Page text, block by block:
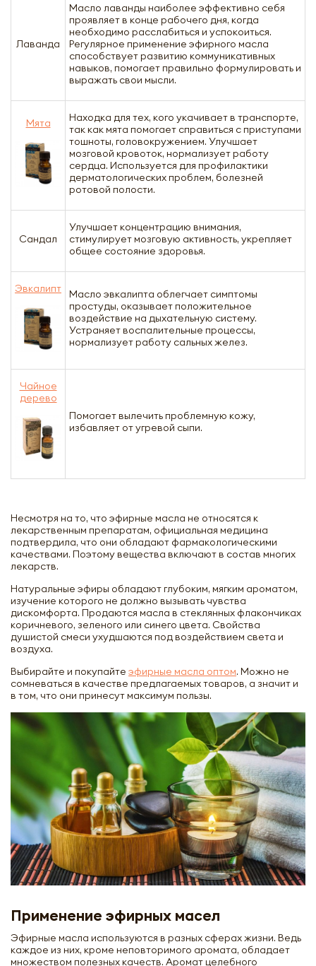
Лаванда
Масло лаванды наиболее эффективно себя
проявляет в конце рабочего дня, когда
необходимо расслабиться и успокоиться.
Регулярное применение эфирного масла
способствует развитию коммуникативных
навыков, помогает правильно формулировать и
выражать свои мысли.
Мята
Находка для тех, кого укачивает в транспорте,
так как мята помогает справиться с приступами
тошноты, головокружением. Улучшает
мозговой кровоток, нормализует работу
сердца. Используется для профилактики
дерматологических проблем, болезней
ротовой полости.
Сандал
Улучшает концентрацию внимания,
стимулирует мозговую активность, укрепляет
общее состояние здоровья.
Эвкалипт
Масло эвкалипта облегчает симптомы
простуды, оказывает положительное
воздействие на дыхательную систему.
Устраняет воспалительные процессы,
нормализует работу сальных желез.
Чайное
дерево
Помогает вылечить проблемную кожу,
избавляет от угревой сыпи.
Несмотря на то, что эфирные масла не относятся к
лекарственным препаратам, официальная медицина
подтвердила, что они обладают фармакологическими
качествами. Поэтому вещества включают в состав многих
лекарств.
Натуральные эфиры обладают глубоким, мягким ароматом,
изучение которого не должно вызывать чувства
дискомфорта. Продаются масла в стеклянных флакончиках
коричневого, зеленого или синего цвета. Свойства
душистой смеси ухудшаются под воздействием света и
воздуха.
Выбирайте и покупайте эфирные масла оптом. Можно не
сомневаться в качестве предлагаемых товаров, а значит и
в том, что они принесут максимум пользы.
Применение эфирных масел
Эфирные масла используются в разных сферах жизни. Ведь
каждое из них, кроме неповторимого аромата, обладает
множеством полезных качеств. Аромат целебного